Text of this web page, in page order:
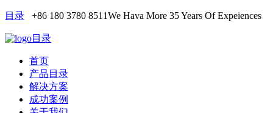
目录 +86 180 3780 8511We Hava More 35 Years Of Expeiences
目录
首页
产品目录
解决方案
成功案例